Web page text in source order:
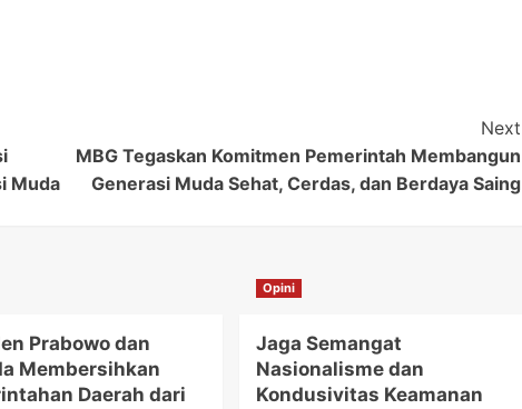
Muda
Next
MBG Tegaskan Komitmen Pemerintah Membangun
Generasi Muda Sehat, Cerdas, dan Berdaya Saing
Prabowo dan
Membersihkan
Daerah dari
Opini
Jaga Semangat
Nasionalisme dan
Kondusivitas Keamanan